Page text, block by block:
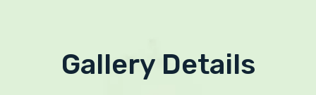
Gallery Details